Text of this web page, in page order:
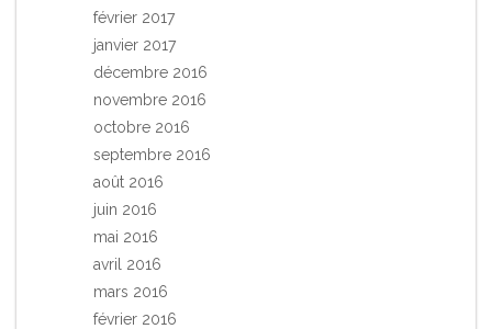
février 2017
janvier 2017
décembre 2016
novembre 2016
octobre 2016
septembre 2016
août 2016
juin 2016
mai 2016
avril 2016
mars 2016
février 2016